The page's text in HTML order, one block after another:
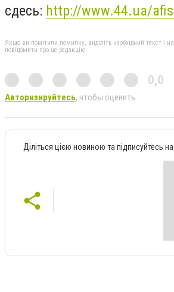
сдесь: http://www.44.ua/
Якщо ви помітили помилку, виділіть необхідний текст і
повідомити про це редакцію
0,0
Авторизируйтесь, чтобы оценить
Діліться цією новиною та підписуйтесь